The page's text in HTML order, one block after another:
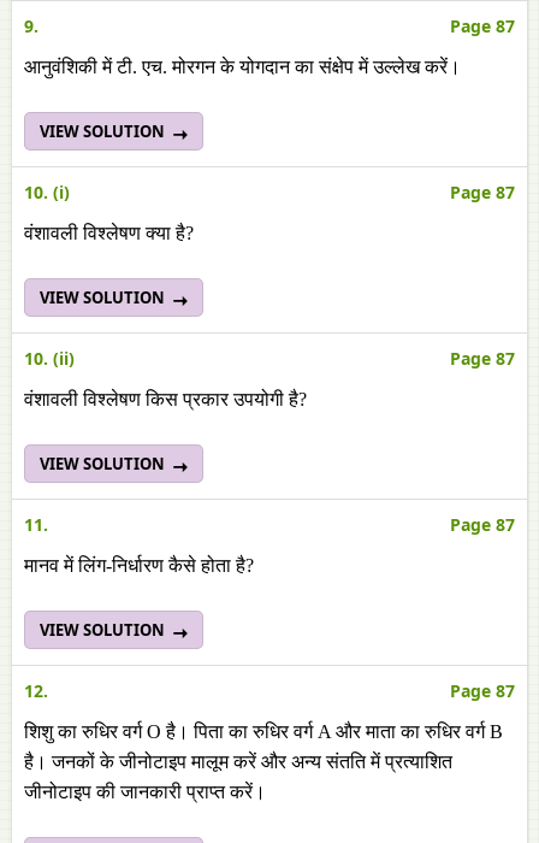
9. Page 87
आनुवंशिकी में टी. एच. मोरगन के योगदान का संक्षेप में उल्लेख करें।
VIEW SOLUTION
10. (i) Page 87
वंशावली विश्लेषण क्या है?
VIEW SOLUTION
10. (ii) Page 87
वंशावली विश्लेषण किस प्रकार उपयोगी है?
VIEW SOLUTION
11. Page 87
मानव में लिंग-निर्धारण कैसे होता है?
VIEW SOLUTION
12. Page 87
शिशु का रुधिर वर्ग O है। पिता का रुधिर वर्ग A और माता का रुधिर वर्ग B
है। जनकों के जीनोटाइप मालूम करें और अन्य संतति में प्रत्याशित
जीनोटाइप की जानकारी प्राप्त करें।